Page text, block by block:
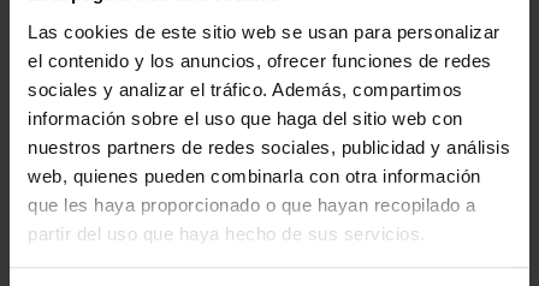
Las cookies de este sitio web se usan para personalizar
el contenido y los anuncios, ofrecer funciones de redes
sociales y analizar el tráfico. Además, compartimos
información sobre el uso que haga del sitio web con
nuestros partners de redes sociales, publicidad y análisis
web, quienes pueden combinarla con otra información
que les haya proporcionado o que hayan recopilado a
partir del uso que haya hecho de sus servicios.
PATRIMONIO
NACIONAL II - PALACIO
CIUDADES PATRIMONIO
- ALCALÁ DE HENARES